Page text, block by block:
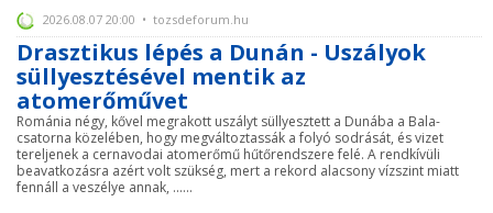
2026.08.07 20:00 • tozsdeforum.hu
Drasztikus lépés a Dunán - Uszályok
süllyesztésével mentik az
atomerőművet
Románia négy, kővel megrakott uszályt süllyesztett a Dunába a Bala-
csatorna közelében, hogy megváltoztassák a folyó sodrását, és vizet
tereljenek a cernavodai atomerőmű hűtőrendszere felé. A rendkívüli
beavatkozásra azért volt szükség, mert a rekord alacsony vízszint miatt
fennáll a veszélye annak, ......